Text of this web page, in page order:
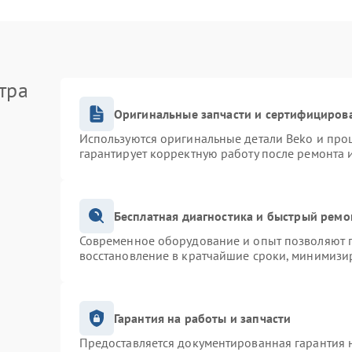
Оригинальные запчасти и
Используются оригинальные детали Beko и
гарантирует корректную работу после
Бесплатная диагностика и быстрый
Современное оборудование и опыт позволяют
восстановление в кратчайшие сроки,
Гарантия на работы и запчасти
Предоставляется документированная